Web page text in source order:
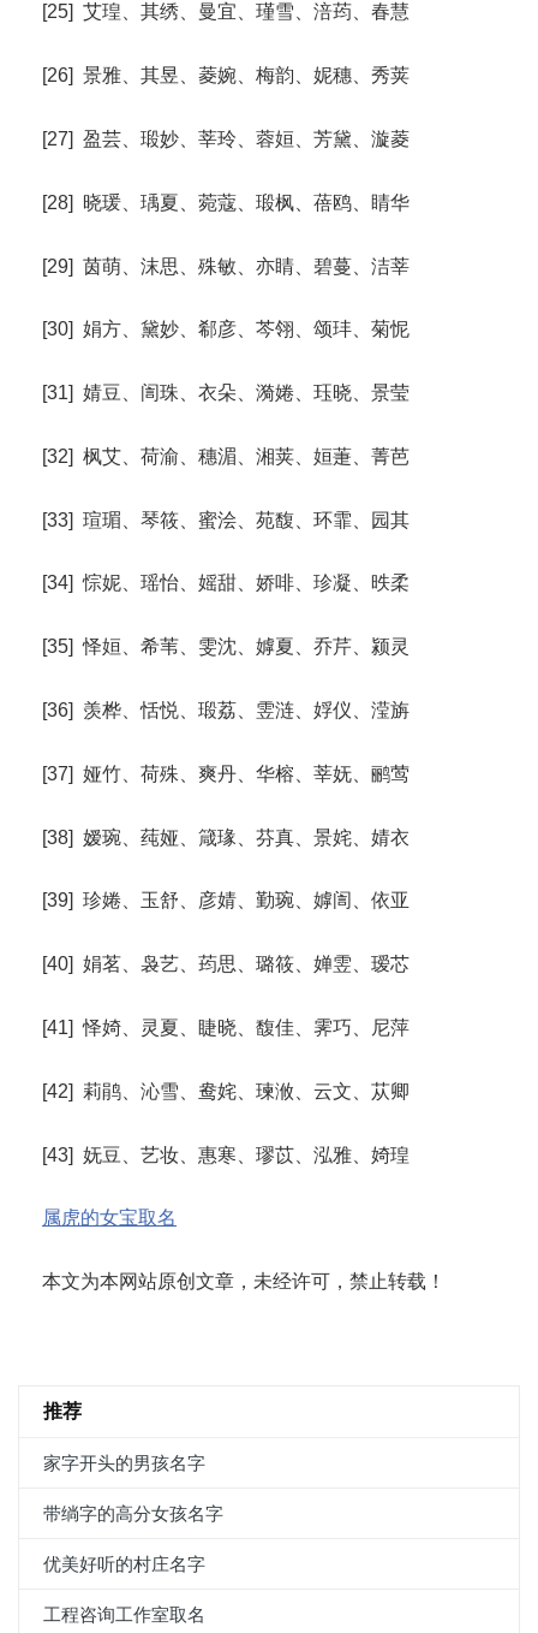
[25] 艾瑝、其绣、曼宜、瑾雪、涪荺、春慧
[26] 景雅、其昱、菱婉、梅韵、妮穗、秀荚
[27] 盈芸、瑖妙、莘玲、蓉姮、芳黛、漩菱
[28] 晓瑗、瑀夏、菀蔻、瑖枫、蓓鸥、睛华
[29] 茵萌、沫思、殊敏、亦睛、碧蔓、洁莘
[30] 娟方、黛妙、郗彦、芩翎、颂玤、菊怩
[31] 婧豆、訚珠、衣朵、漪婘、珏晓、景莹
[32] 枫艾、荷渝、穗湄、湘荚、姮萐、菁芭
[33] 瑄瑂、琴筱、蜜浍、苑馥、环霏、园其
[34] 悰妮、瑶怡、媱甜、娇啡、珍凝、昳柔
[35] 怿姮、希苇、雯沈、嫭夏、乔芹、颍灵
[36] 羡桦、恬悦、瑖荔、雴涟、娐仪、滢旃
[37] 娅竹、荷殊、爽丹、华榕、莘妩、鹂莺
[38] 嫒琬、莼娅、箴瑑、芬真、景姹、婧衣
[39] 珍婘、玉舒、彦婧、勤琬、嫭訚、依亚
[40] 娟茗、袅艺、荺思、璐筱、婵雴、瑷芯
[41] 怿婍、灵夏、睫晓、馥佳、霁巧、尼萍
[42] 莉鹃、沁雪、鸯姹、瑓浟、云文、苁卿
[43] 妩豆、艺妆、惠寒、璆苡、泓雅、婍瑝
属虎的女宝取名
本文为本网站原创文章，未经许可，禁止转载！
推荐
家字开头的男孩名字
带绱字的高分女孩名字
优美好听的村庄名字
工程咨询工作室取名